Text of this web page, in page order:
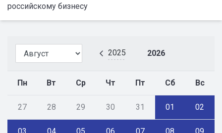
российскому бизнесу
2025 2026
Пн Вт Ср Чт Пт Сб Вс
27 28 29 30 31 01 02